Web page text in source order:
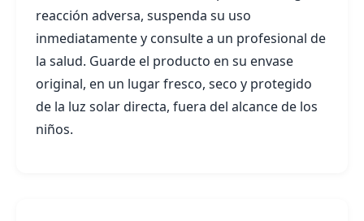
reacción adversa, suspenda su uso
inmediatamente y consulte a un profesional de
la salud. Guarde el producto en su envase
original, en un lugar fresco, seco y protegido
de la luz solar directa, fuera del alcance de los
niños.